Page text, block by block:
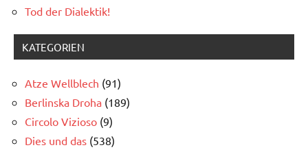
Tod der Dialektik!
KATEGORIEN
Atze Wellblech (91)
Berlinska Droha (189)
Circolo Vizioso (9)
Dies und das (538)